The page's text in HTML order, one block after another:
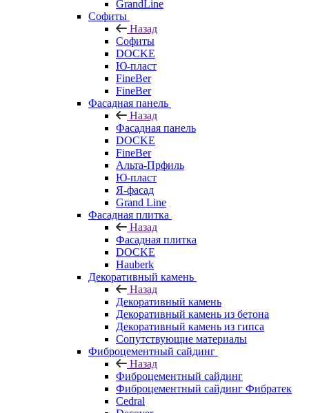
GrandLine
Софиты
Назад
Софиты
DOCKE
Ю-пласт
FineBer
FineBer
Фасадная панель
Назад
Фасадная панель
DOCKE
FineBer
Альта-Прфиль
Ю-пласт
Я-фасад
Grand Line
Фасадная плитка
Назад
Фасадная плитка
DOCKE
Hauberk
Декоративный камень
Назад
Декоративный камень
Декоративный камень из бетона
Декоративный камень из гипса
Сопутствующие материалы
Фиброцементный сайдинг
Назад
Фиброцементный сайдинг
Фиброцементный сайдинг Фибратек
Cedral